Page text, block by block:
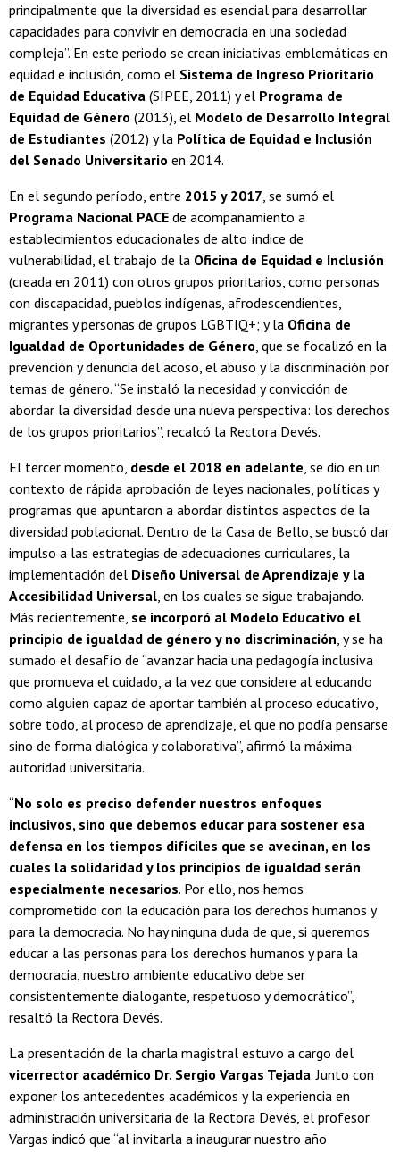
principalmente que la diversidad es esencial para desarrollar
capacidades para convivir en democracia en una sociedad
compleja”. En este periodo se crean iniciativas emblemáticas en
equidad e inclusión, como el Sistema de Ingreso Prioritario
de Equidad Educativa (SIPEE, 2011) y el Programa de
Equidad de Género (2013), el Modelo de Desarrollo Integral
de Estudiantes (2012) y la Política de Equidad e Inclusión
del Senado Universitario en 2014.
En el segundo período, entre 2015 y 2017, se sumó el
Programa Nacional PACE de acompañamiento a
establecimientos educacionales de alto índice de
vulnerabilidad, el trabajo de la Oficina de Equidad e Inclusión
(creada en 2011) con otros grupos prioritarios, como personas
con discapacidad, pueblos indígenas, afrodescendientes,
migrantes y personas de grupos LGBTIQ+; y la Oficina de
Igualdad de Oportunidades de Género, que se focalizó en la
prevención y denuncia del acoso, el abuso y la discriminación por
temas de género. “Se instaló la necesidad y convicción de
abordar la diversidad desde una nueva perspectiva: los derechos
de los grupos prioritarios”, recalcó la Rectora Devés.
El tercer momento, desde el 2018 en adelante, se dio en un
contexto de rápida aprobación de leyes nacionales, políticas y
programas que apuntaron a abordar distintos aspectos de la
diversidad poblacional. Dentro de la Casa de Bello, se buscó dar
impulso a las estrategias de adecuaciones curriculares, la
implementación del Diseño Universal de Aprendizaje y la
Accesibilidad Universal, en los cuales se sigue trabajando.
Más recientemente, se incorporó al Modelo Educativo el
principio de igualdad de género y no discriminación, y se ha
sumado el desafío de “avanzar hacia una pedagogía inclusiva
que promueva el cuidado, a la vez que considere al educando
como alguien capaz de aportar también al proceso educativo,
sobre todo, al proceso de aprendizaje, el que no podía pensarse
sino de forma dialógica y colaborativa”, afirmó la máxima
autoridad universitaria.
“No solo es preciso defender nuestros enfoques
inclusivos, sino que debemos educar para sostener esa
defensa en los tiempos difíciles que se avecinan, en los
cuales la solidaridad y los principios de igualdad serán
especialmente necesarios. Por ello, nos hemos
comprometido con la educación para los derechos humanos y
para la democracia. No hay ninguna duda de que, si queremos
educar a las personas para los derechos humanos y para la
democracia, nuestro ambiente educativo debe ser
consistentemente dialogante, respetuoso y democrático”,
resaltó la Rectora Devés.
La presentación de la charla magistral estuvo a cargo del
vicerrector académico Dr. Sergio Vargas Tejada. Junto con
exponer los antecedentes académicos y la experiencia en
administración universitaria de la Rectora Devés, el profesor
Vargas indicó que “al invitarla a inaugurar nuestro año